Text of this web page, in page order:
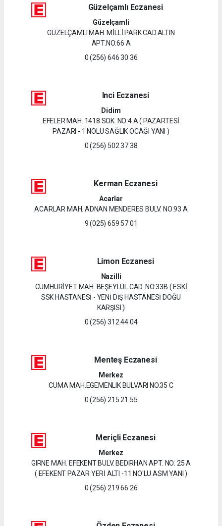
Güzelçamlı Eczanesi
Güzelçamli
GÜZELÇAMLI MAH. MİLLİ PARK CAD.ALTIN
APT.NO:66 A
0 (256) 646 30 36
Inci Eczanesi
Didim
EFELER MAH. 1418 SOK. NO:4 A ( PAZARTESİ
PAZARI - 1 NOLU SAĞLIK OCAĞI YANI )
0 (256) 502 37 38
Kerman Eczanesi
Acarlar
ACARLAR MAH. ADNAN MENDERES BULV. NO:93 A
9 (025) 659 57 01
Limon Eczanesi
Nazilli
CUMHURİYET MAH. BEŞEYLÜL CAD. NO:33B ( ESKİ
SSK HASTANESİ - YENİ DİŞ HASTANESİ DOĞU
KARŞISI )
0 (256) 312 44 04
Menteş Eczanesi
Merkez
CUMA MAH.EGEMENLIK BULVARI NO.35 C
0 (256) 215 21 55
Meriçli Eczanesi
Merkez
GIRNE MAH. EFEKENT BULV. BEDIRHAN APT. NO: 25 A
( EFEKENT PAZAR YERİ ALTI -11 NO'LU ASM YANI )
0 (256) 219 66 26